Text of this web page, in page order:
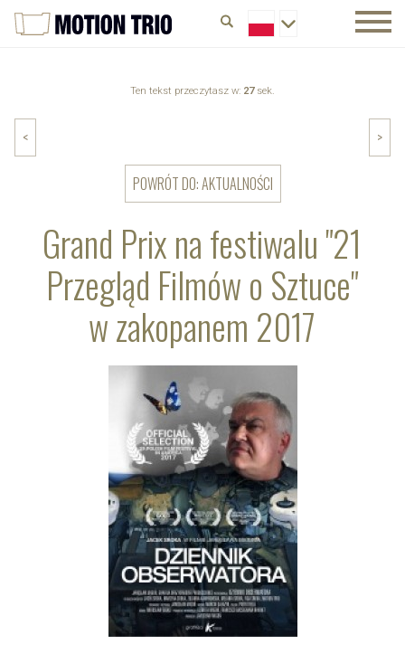
Ten tekst przeczytasz w: 27sek.
Grand Prix na festiwalu "21
Przegląd Filmów o Sztuce"
w zakopanem 2017
< >
POWRÓT DO: AKTUALNOŚCI